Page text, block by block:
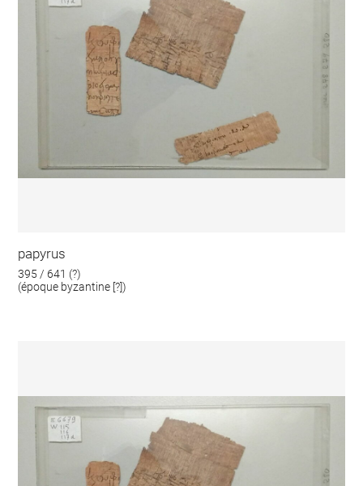
papyrus
395 / 641 (?)
(époque byzantine [?])